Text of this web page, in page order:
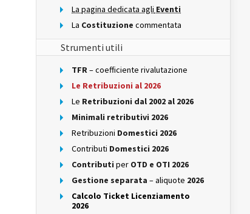
La pagina dedicata agli Eventi
La Costituzione commentata
Strumenti utili
TFR– coefficiente rivalutazione
Le Retribuzioni al 2026
Le Retribuzioni dal 2002 al 2026
Minimali retributivi 2026
Retribuzioni Domestici 2026
Contributi Domestici 2026
Contributi per OTD e OTI 2026
Gestione separata – aliquote 2026
Calcolo Ticket Licenziamento
2026